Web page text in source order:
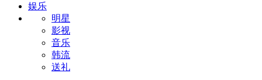
娱乐
明星
影视
音乐
韩流
送礼